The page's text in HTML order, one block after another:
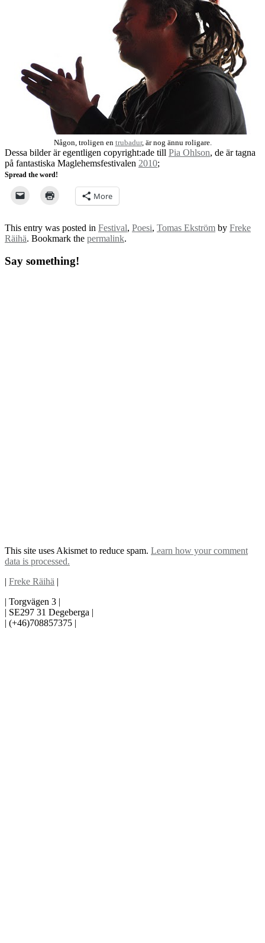
Någon, troligen en trubadur, är nog ännu roligare.
Dessa bilder är egentligen copyright:ade till Pia Ohlson, de är tagna
på fantastiska Maglehemsfestivalen 2010;
Spread the word!
More
This entry was posted in Festival, Poesi, Tomas Ekström by Freke
Räihä. Bookmark the permalink.
Say something!
This site uses Akismet to reduce spam. Learn how your comment
data is processed.
| Freke Räihä |
| Torgvägen 3 |
| SE297 31 Degeberga |
| (+46)708857375 |